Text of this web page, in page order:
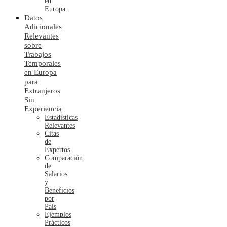
Europa
Datos
Adicionales
Relevantes
sobre
Trabajos
Temporales
en Europa
para
Extranjeros
Sin
Experiencia
Estadísticas
Relevantes
Citas
de
Expertos
Comparación
de
Salarios
y
Beneficios
por
País
Ejemplos
Prácticos